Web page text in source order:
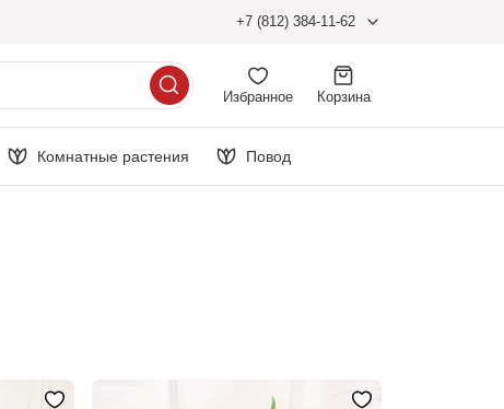
+7 (812) 384-11-62
Избранное Корзина
Комнатные растения Повод